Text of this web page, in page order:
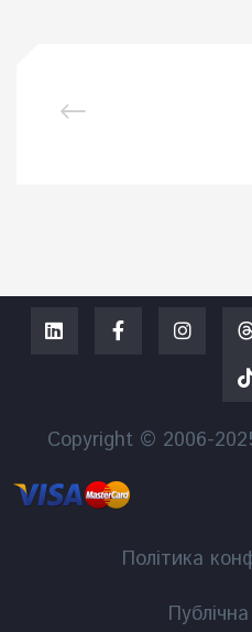
Copyright © 2006-
Політика